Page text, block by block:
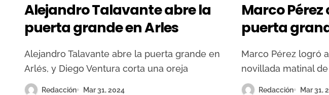
Alejandro Talavante abre la
puerta grande en Arles
Alejandro Talavante abre la puerta grande en
Arlés, y Diego Ventura corta una oreja
Redacción Mar 31, 2024
Marco
puerta
Marco Pérez logró abrir la puerta grande en la
novillada matinal
Redacción Mar 31,